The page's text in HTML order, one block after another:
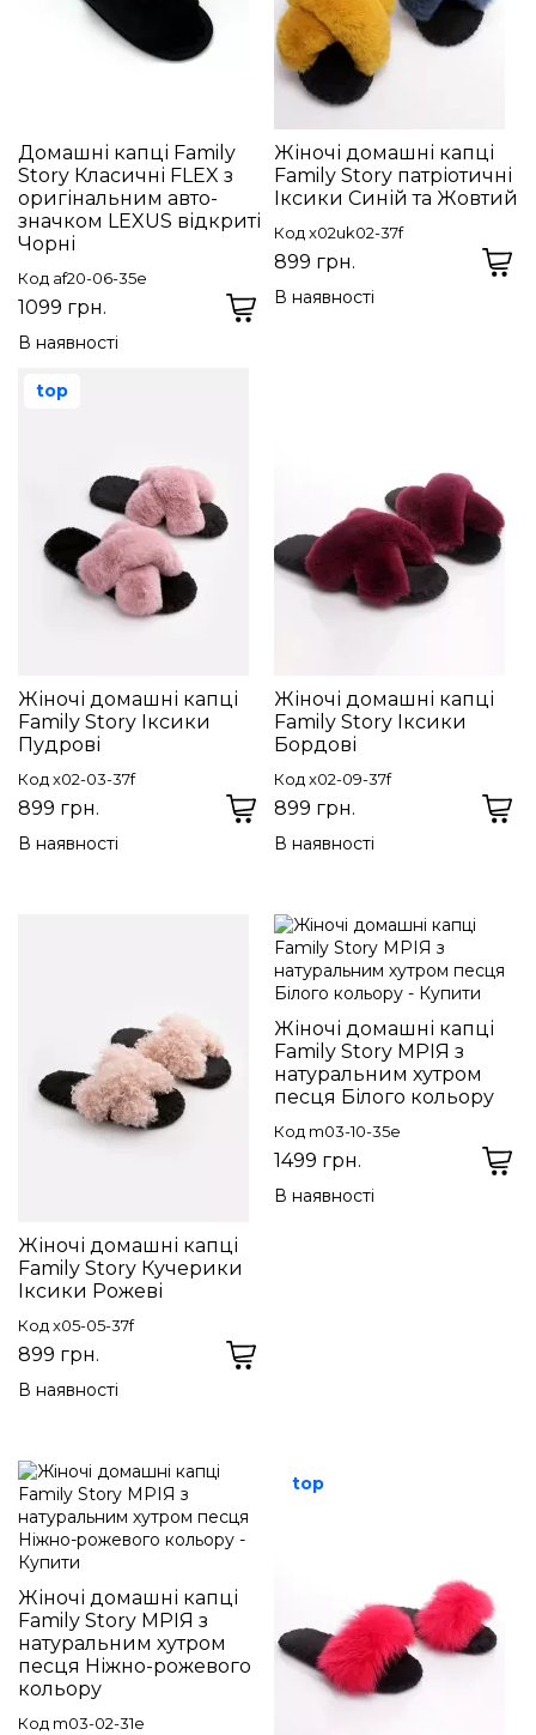
Домашні капці Family
Story Класичні FLEX з
оригінальним авто-
значком LEXUS відкриті
Чорні
Код af20-06-35e
1099 грн.
В наявності
Жіночі домашні капці
Family Story патріотичні
Іксики Синій та Жовтий
Код x02uk02-37f
899 грн.
В наявності
Жіночі домашні капці
Family Story Іксики
Пудрові
Код x02-03-37f
899 грн.
В наявності
top
Жіночі домашні капці
Family Story Іксики
Бордові
Код x02-09-37f
899 грн.
В наявності
Жіночі домашні капці
Family Story Кучерики
Іксики Рожеві
Код x05-05-37f
899 грн.
В наявності
Жіночі домашні капці
Family Story МРІЯ з
натуральним хутром
песця Білого кольору
Код m03-10-35e
1499 грн.
В наявності
Жіночі домашні капці
Family Story МРІЯ з
натуральним хутром
песця Ніжно-рожевого
кольору
Код m03-02-31e
top